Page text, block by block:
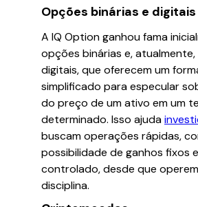
Opções binárias e digitais
A IQ Option ganhou fama
opções binárias e,
digitais, que oferecem um
simplificado para especular
do preço de um ativo em um
determinado. Isso ajuda
buscam operações rápidas,
possibilidade de ganhos fixos
controlado, desde que
disciplina.